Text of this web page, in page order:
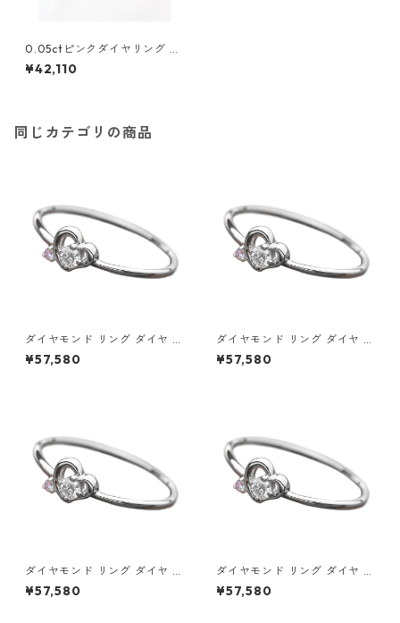
0.05ctピンクダイヤリング 指
輪 ストレート 7号 ダイヤモン
ド ジュエリー アクセサリー レ
¥42,110
同じカテゴリの商品
ダイヤモンド リング ダイヤ ア
イスブルーダイヤ 合計0.06ct
8.5号 プラチナ Pt950 ハート
¥57,580
ダイヤモンド リング ダイヤ ア
イスブルーダイヤ 合計0.06ct
9号 プラチナ Pt950 ハートモ
¥57,580
ダイヤモンド リング ダイヤ ア
イスブルーダイヤ 合計0.06ct
9.5号 プラチナ Pt950 ハート
¥57,580
ダイヤモンド リング ダイヤ ア
イスブルーダイヤ 合計0.06ct
10号 プラチナ Pt950 ハート
¥57,580